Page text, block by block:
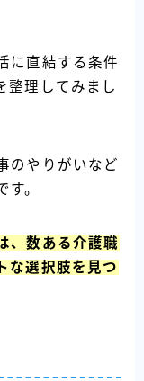
に直結する条件
整理してみまし
のやりがいなど
。
、数ある介護職
な選択肢を見つ